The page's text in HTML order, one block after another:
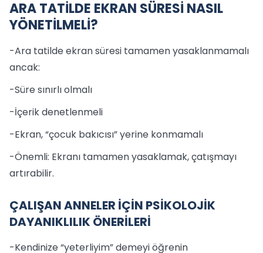
ARA TATİLDE EKRAN SÜRESİ NASIL
YÖNETİLMELİ?
-Ara tatilde ekran süresi tamamen yasaklanmamalı
ancak:
-Süre sınırlı olmalı
-İçerik denetlenmeli
-Ekran, “çocuk bakıcısı” yerine konmamalı
-Önemli: Ekranı tamamen yasaklamak, çatışmayı
artırabilir.
ÇALIŞAN ANNELER İÇİN PSİKOLOJİK
DAYANIKLILIK ÖNERİLERİ
-Kendinize “yeterliyim” demeyi öğrenin